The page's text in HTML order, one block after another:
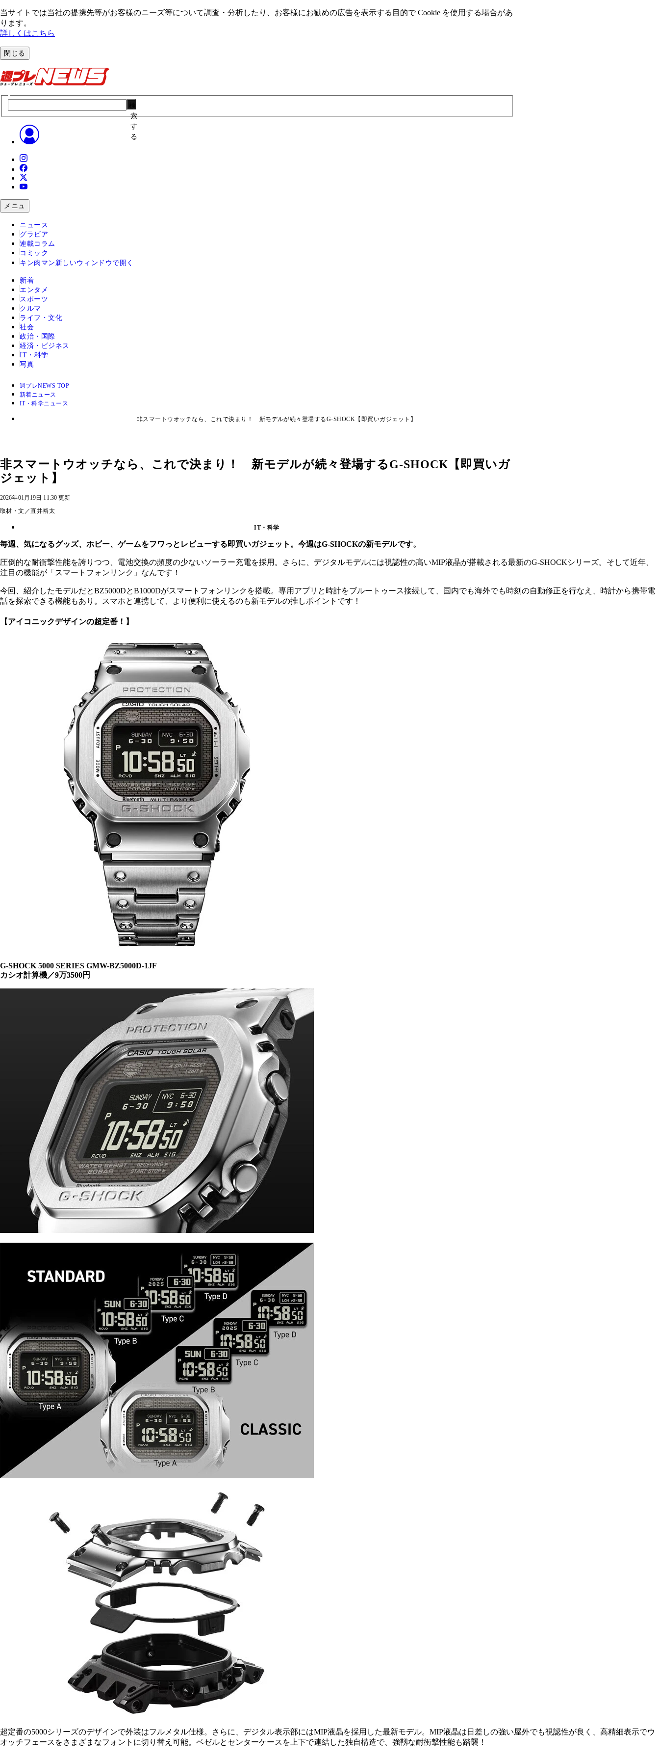
当サイトでは当社の提携先等がお客様のニーズ等について調査・分析したり、お客様にお勧めの広告を表⽰する⽬的で Cookie を使⽤する場合があ
ります。
詳しくはこちら
閉じる
索
す
る
メニュ
ニュース
グラビア
連載コラム
コミック
キン肉マン 新しいウィンドウで開く
新着
エンタメ
スポーツ
クルマ
ライフ・文化
社会
政治・国際
経済・ビジネス
IT・科学
写真
週プレNEWS TOP
新着ニュース
IT・科学ニュース
非スマートウオッチなら、これで決まり！ 新モデルが続々登場するG-SHOCK【即買いガジェット】
非スマートウオッチなら、これで決まり！ 新モデルが続々登場するG-SHOCK【即買いガ
ジェット】
2026年01月19日 11:30 更新
取材・文／直井裕太
IT・科学
毎週、気になるグッズ、ホビー、ゲームをフワっとレビューする即買いガジェット。今週はG-SHOCKの新モデルです。
圧倒的な耐衝撃性能を誇りつつ、電池交換の頻度の少ないソーラー充電を採用。さらに、デジタルモデルには視認性の高いMIP液晶が搭載される最新のG-SHOCKシリーズ。そして近年、
注目の機能が「スマートフォンリンク」なんです！
今回、紹介したモデルだとBZ5000DとB1000Dがスマートフォンリンクを搭載。専用アプリと時計をブルートゥース接続して、国内でも海外でも時刻の自動修正を行なえ、時計から携帯電
話を探索できる機能もあり。スマホと連携して、より便利に使えるのも新モデルの推しポイントです！
【アイコニックデザインの超定番！】
G-SHOCK 5000 SERIES GMW-BZ5000D-1JF
カシオ計算機／9万3500円
超定番の5000シリーズのデザインで外装はフルメタル仕様。さらに、デジタル表示部にはMIP液晶を採用した最新モデル。MIP液晶は日差しの強い屋外でも視認性が良く、高精細表示でウ
オッチフェースをさまざまなフォントに切り替え可能。ベゼルとセンターケースを上下で連結した独自構造で、強靱な耐衝撃性能も踏襲！